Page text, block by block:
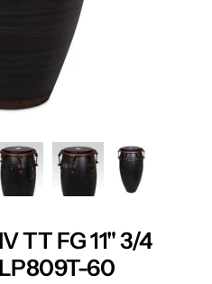
TT FG 11" 3/4
60